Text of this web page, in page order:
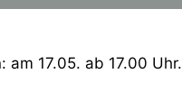
am 17.05. ab 17.00 Uhr.